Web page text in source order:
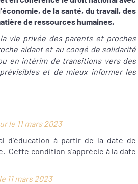
de la santé, du travail, des
de ressources humaines.
vie privée des parents et proches
aidant et au congé de solidarité
en intérim de transitions vers des
et de mieux informer les
le 11 mars 2023
d'éducation à partir de la date de
Cette condition s’apprécie à la date
11 mars 2023